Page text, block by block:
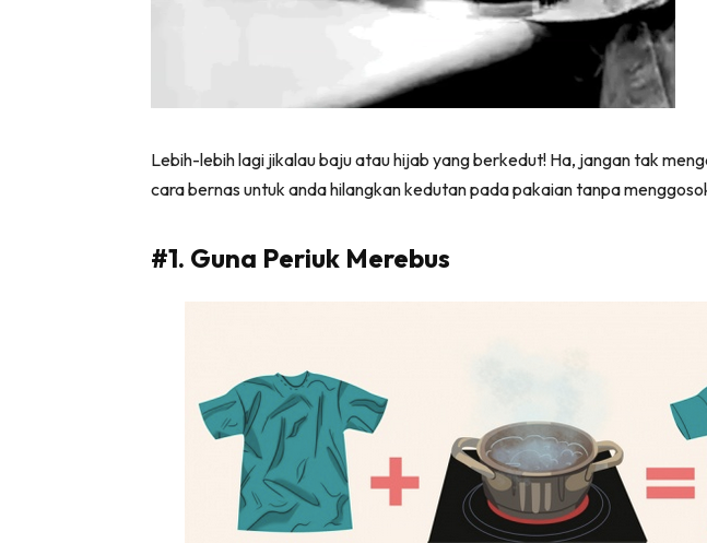
Tampil #1 on top dengan
Download
Lebih-lebih lagi jikalau baju atau hijab yang berkedut! Ha, jangan tak
cara bernas untuk anda hilangkan kedutan pada pakaian tanpa
#1. Guna Periuk Merebus